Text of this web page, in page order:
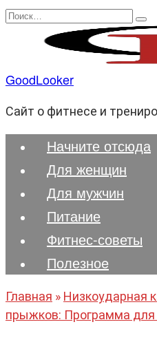
Перейти
содержанию
Search
GoodLooker
Сайт о фитнесе и
Начните отсюда
Для женщин
Для мужчин
Питание
Фитнес-советы
Полезноe
Главная » Низкоударная
прыжков: Программа для